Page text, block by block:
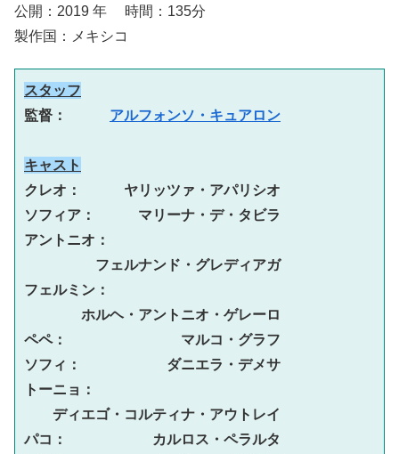
公開：2019 年 時間：135分
製作国：メキシコ
スタッフ
監督： アルフォンソ・キュアロン
キャスト
クレオ：　　　ヤリッツァ・アパリシオ
ソフィア：　　　マリーナ・デ・タビラ
アントニオ：
フェルナンド・グレディアガ
フェルミン：
ホルヘ・アントニオ・ゲレーロ
ペペ：　　　　　　　　マルコ・グラフ
ソフィ：　　　　　　ダニエラ・デメサ
トーニョ：
ディエゴ・コルティナ・アウトレイ
パコ：　　　　　　カルロス・ペラルタ